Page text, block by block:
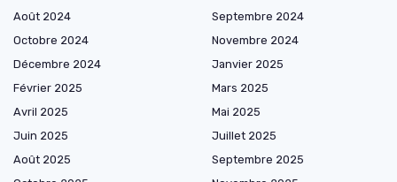
Août 2024
Septembre 2024
Octobre 2024
Novembre 2024
Décembre 2024
Janvier 2025
Février 2025
Mars 2025
Avril 2025
Mai 2025
Juin 2025
Juillet 2025
Août 2025
Septembre 2025